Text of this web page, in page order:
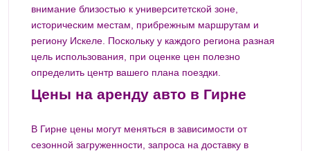
внимание близостью к университетской зоне,
историческим местам, прибрежным маршрутам и
региону Искеле. Поскольку у каждого региона разная
цель использования, при оценке цен полезно
определить центр вашего плана поездки.
Цены на аренду авто в Гирне
В Гирне цены могут меняться в зависимости от
сезонной загруженности, запроса на доставку в